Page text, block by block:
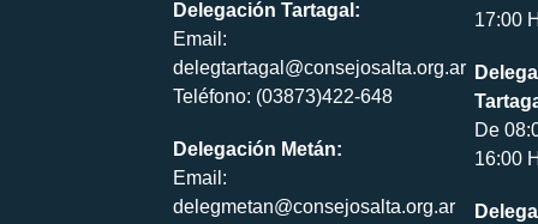
Delegación Tartagal:
Email:
delegtartagal@consejosalta.org.ar
Teléfono: (03873)422-648
Delegación Metán:
Email:
delegmetan@consejosalta.org.ar
17:00
De
16:00